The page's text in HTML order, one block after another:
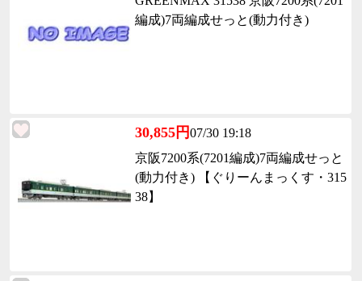
編成)7両編成せっと(動力付き)
30,855円07/30 19:18
京阪7200系(7201編成)7両編成せっと
(動力付き) 【ぐりーんまっくす・315
38】